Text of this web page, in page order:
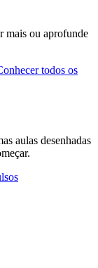
mais ou aprofunde
todos os
aulas desenhadas